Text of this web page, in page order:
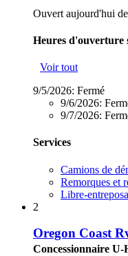
Ouvert aujourd'hui
Heures d'ouverture
Voir tout
9/5/2026: Fermé
9/6/2026:
9/7/2026:
Services
Camions de
Remorques et
Libre-
2
Oregon Coast
Concessionnaire U-